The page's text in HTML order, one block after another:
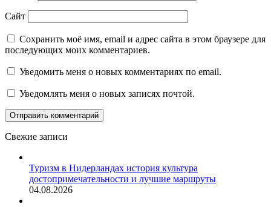
Сайт
Сохранить моё имя, email и адрес сайта в этом браузере для
последующих моих комментариев.
Уведомить меня о новых комментариях по email.
Уведомлять меня о новых записях почтой.
Свежие записи
Туризм в Нидерландах история культура
достопримечательности и лучшие маршруты
04.08.2026